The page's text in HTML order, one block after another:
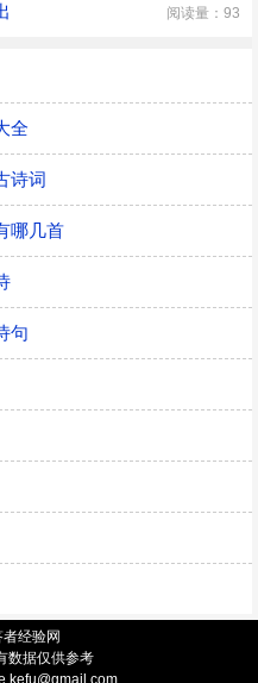
阅读量：93
全
诗词
哪几首
句
经验网
数据仅供参考